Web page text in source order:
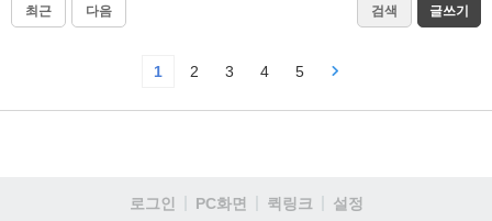
최근 다음 검색 글쓰기
1 2 3 4 5
로그인 PC화면 퀵링크
설정